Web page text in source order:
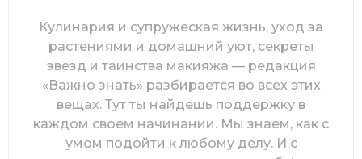
Кулинария и супружеская жизнь, уход за
растениями и домашний уют, секреты
звезд и таинства макияжа — редакция
«Важно знать» разбирается во всех этих
вещах. Тут ты найдешь поддержку в
каждом своем начинании. Мы знаем, как с
умом подойти к любому делу. И с